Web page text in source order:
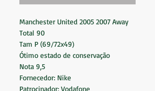
Manchester United 2005 2007 Away
Total 90
Tam P (69/72x49)
Ótimo estado de conservação
Nota 9,5
Fornecedor: Nike
Patrocinador: Vodafone